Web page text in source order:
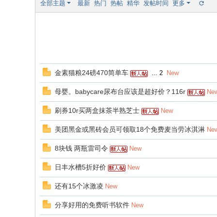
全部主题 最新 热门 热帖 精华 发帖时间 更多
金素猫粮24磅470简单车 ... 2 New
母婴。babycare尿布台应该是超好价？116r
刷券10r买两盒抹茶半熟芝士 New
美团黑金或黑砖会员可领取18个免费麦当劳冰淇淋
8块钱 两瓶雷司令 New
日丰水槽5折好价 New
还有15个冰激凌 New
分享好用的免费听书软件 New